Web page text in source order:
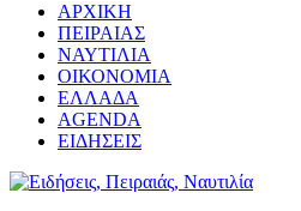
ΑΡΧΙΚΗ
ΠΕΙΡΑΙΑΣ
ΝΑΥΤΙΛΙΑ
ΟΙΚΟΝΟΜΙΑ
ΕΛΛΑΔΑ
AGENDA
ΕΙΔΗΣΕΙΣ